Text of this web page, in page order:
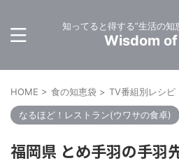
知ってると得する”生活の知
Wisdom of
HOME > 食の知恵袋 > TV番組別レシピ
なるほど！レストラン(ウワサの食卓)
福岡県 とめ手羽の手羽